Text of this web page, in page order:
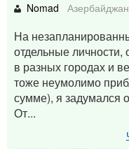
Nomad Азербайджан
На
отдельные
в разных городах и
тоже неумолимо
сумме), я задумался
От...